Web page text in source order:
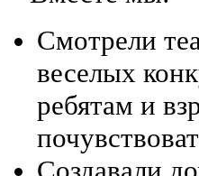
Смотрели
веселых
ребятам и